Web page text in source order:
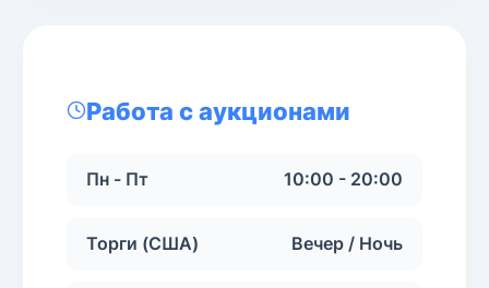
Работа с аукционами
Пн - Пт 10:00 - 20:00
Торги (США) Вечер / Ночь